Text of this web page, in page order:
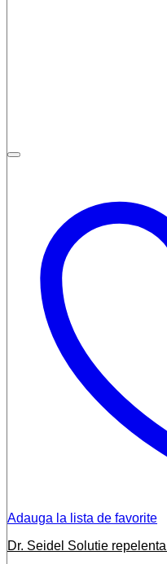
Adauga la lista de favorite
Dr. Seidel Solutie